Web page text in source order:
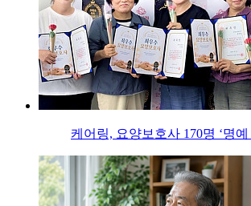
케어링, 요양보호사 170명 ‘명